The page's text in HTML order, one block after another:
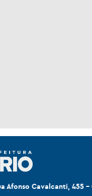
Afonso Cavalcanti, 455 -